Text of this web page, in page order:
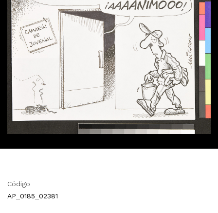
Código
AP_0185_02381